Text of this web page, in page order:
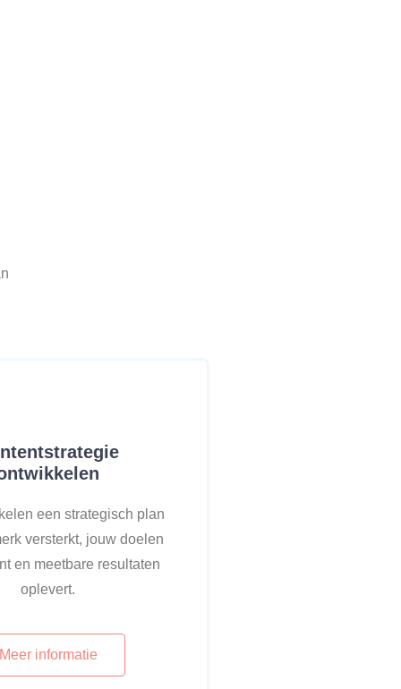
een strategisch plan
versterkt, jouw doelen
en meetbare resultaten
oplevert.
informatie